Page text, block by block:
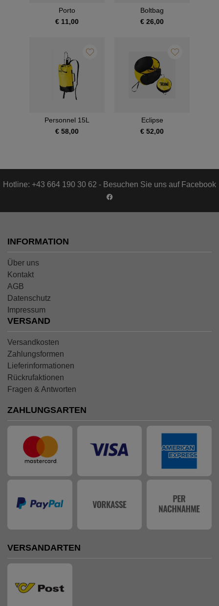
Porto
€ 11,00
Boltbag
€ 26,00
Personnel 15L
€ 58,00
Eclipse
€ 52,00
Hotline: +43 664 190 30 62 - Besuchen Sie uns auf Facebook
INFORMATION
Über uns
Kontakt
AGB
Datenschutz
Impressum
VERSAND
Versandkosten
Zahlungsformen
Lieferinformationen
Rückrufaktionen
Fragen & Antworten
ZAHLUNGSARTEN
VERSANDARTEN